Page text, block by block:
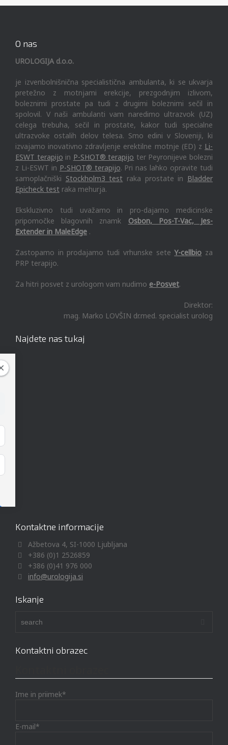
O nas
UROLOGIJA d.o.o.
je izvenbolnišnična specialistična ambulanta, ki se ukvarja
pretežno z motnjami erekcije, prezgodnjim izlivom,
boleznimi prostate pa tudi z drugimi boleznimi sečil in
spolovil. V naši ambulanti vam naredimo ultrazvok (UZ)
celega trebuha, sečil in prostate, kakor tudi specialne
ultrazvoke ostalih delov telesa. Smo edini v Sloveniji, ki
izvajamo inovativno zdravljenje erektilne motnje (ED) z Li-
ESWT terapijo in P-SHOT® terapijo ter Peyronijeve bolezni
z Li-ESWT in P-SHOT® terapijo. Pri nas lahko opravite tudi
samoplačniški Stockholm3 test raka prostate in Bladder
Epicheck test raka mehurja.
Ekskluzivno tudi uvažamo in pro-dajamo medicinske
pripomočke blagovnih znamk Osbon, Pos-T-Vac, Jes-
Extender in MaleEdge .
Zastopamo in prodajamo tudi vrhunske seteY-cellbio za
PRP terapijo.
Za hitri posvet z urologom vam nudimo e-Posvet.
Direktor:
mag. Marko LOVŠIN dr.med. specialist urolog
Najdete nas tukaj
Kontaktne informacije
Ažbetova 4, SI-1000 Ljubljana
+386 (0)1 2526859
+386 (0)41 976 000
info@urologija.si
Iskanje
Kontaktni obrazec
Ime in priimek*
E-mail*